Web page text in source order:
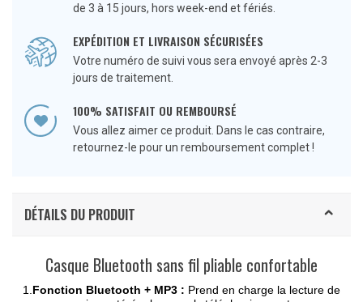
de 3 à 15 jours, hors week-end et fériés.
EXPÉDITION ET LIVRAISON SÉCURISÉES
Votre numéro de suivi vous sera envoyé après 2-3
jours de traitement.
100% SATISFAIT OU REMBOURSÉ
Vous allez aimer ce produit. Dans le cas contraire,
retournez-le pour un remboursement complet !
DÉTAILS DU PRODUIT
Casque Bluetooth sans fil pliable confortable
1. Fonction Bluetooth + MP3 : Prend en charge la lecture de